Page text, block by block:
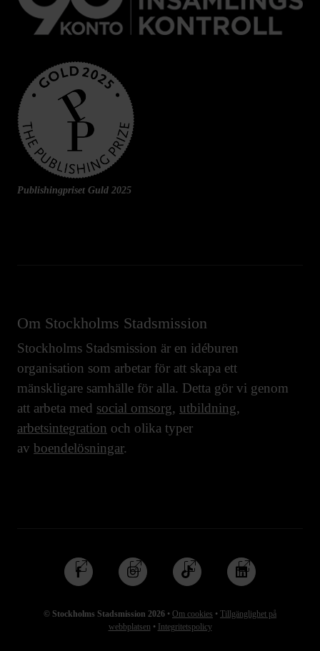
Publishingpriset Guld 2025
Om Stockholms Stadsmission
Stockholms Stadsmission är en idéburen
organisation som arbetar för att skapa ett
mänskligare samhälle för alla. Detta gör vi genom
att arbeta med social omsorg, utbildning,
arbetsintegration och olika typer
av boendelösningar.
© Stockholms Stadsmission 2026 • Om cookies • Tillgänglighet på
webbplatsen • Integritetspolicy
Följ
oss
Facebook
Följ
oss
Instagram
Följ
oss
TikTok
Följ
oss
Linkedin